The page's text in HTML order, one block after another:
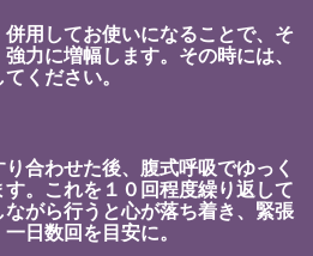
用してお使いになることで、そ
力に増幅します。その時には、
ください。
合わせた後、腹式呼吸でゆっく
。これを１０回程度繰り返して
がら行うと心が落ち着き、緊張
日数回を目安に。